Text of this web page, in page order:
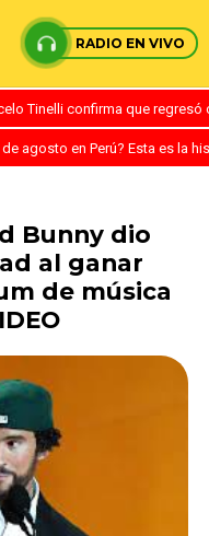
RADIO EN VIVO
Tinelli confirma que
agosto en Perú? Esta es la
Bunny dio
al ganar
de música